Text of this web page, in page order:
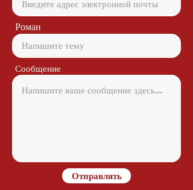
Роман
Сообщение
Отправлять